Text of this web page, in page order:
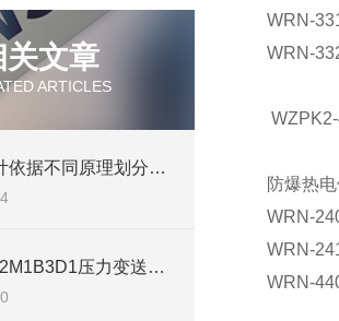
关文章
ARTICLES
超声波液位计依据不同原理划分可以分为几种
1151GP9S22M1B3D1压力变送器上海自动化仪表一厂
WRN-
WRN-
防爆热
WRN-
WRN-
WRN-